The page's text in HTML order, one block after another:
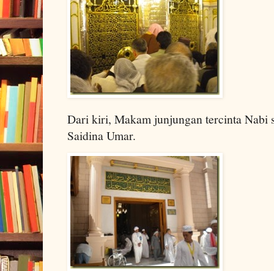
Dari kiri, Makam junjungan tercinta Nabi
Saidina Umar.